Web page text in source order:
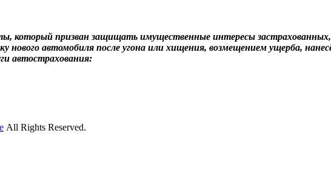
который призван защищать имущественные интересы
нового автомобиля после угона или хищения, возмещением ущерба,
автострахования:
All Rights Reserved.